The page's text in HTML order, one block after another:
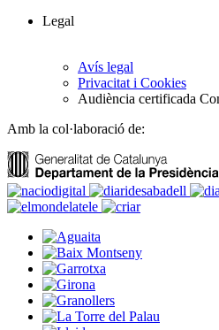
Legal
Avís legal
Privacitat i Cookies
Audiència certificada
Amb la col·laboració de: